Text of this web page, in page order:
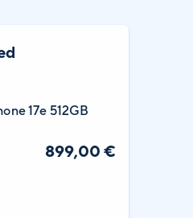
17e 512GB
899,00 €